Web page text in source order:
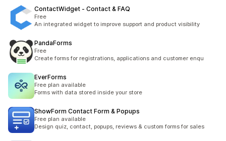
ContactWidget ‑ Contact & FAQ
Free
An integrated widget to improve support and product visibility
PandaForms
Free
Create forms for registrations, applications and customer enqu
EverForms
Free plan available
Forms with data stored inside your store
ShowForm Contact Form & Popups
Free plan available
Design quiz, contact, popups, reviews & custom forms for sales